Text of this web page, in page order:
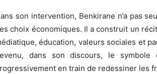
son intervention, Benkirane n’a pas
choix économiques. Il a construit un
éducation, valeurs sociales et
dans son discours, le symbole
en train de redessiner les